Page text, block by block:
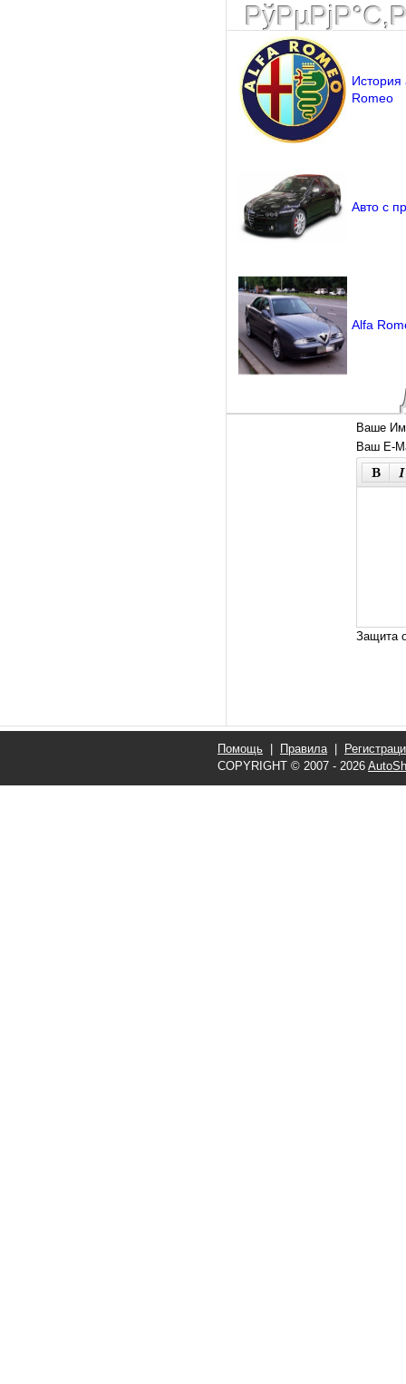
История
Romeo
Авто с
Alfa
Ваше
Ваш E-
Защита
Помощь Правила|
COPYRIGHT © 2007 - 2026